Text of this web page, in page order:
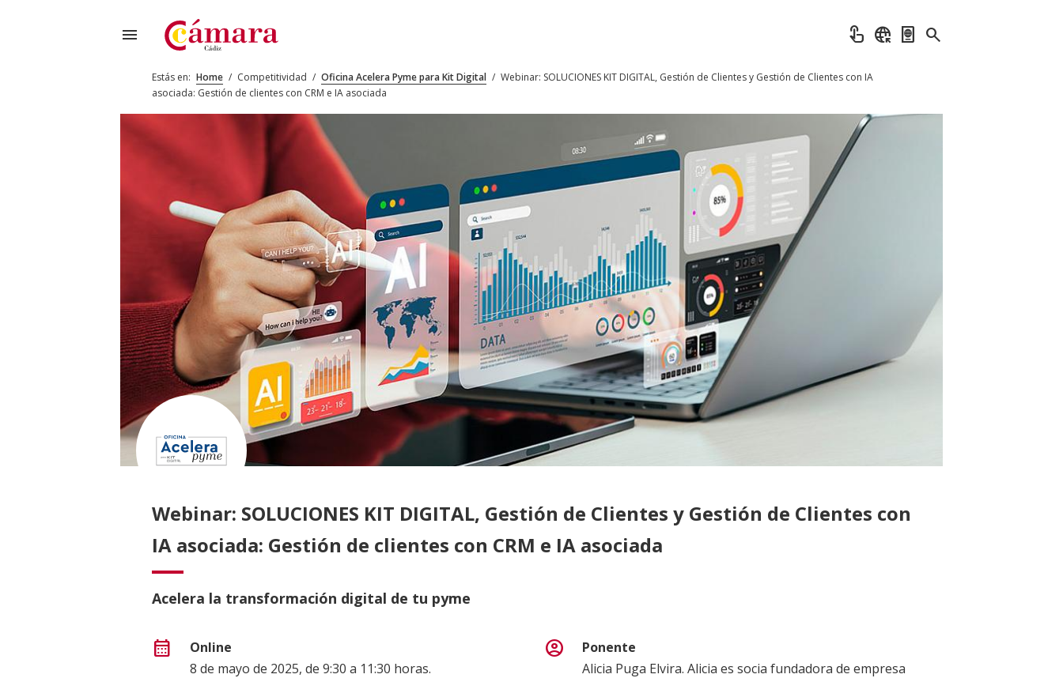
menu touch_app captive_portal passport search
Estás en: Home / Competitividad / Oficina Acelera Pyme para Kit Digital / Webinar: SOLUCIONES KIT DIGITAL, Gestión de Clientes y Gestión de Clientes con IA
asociada: Gestión de clientes con CRM e IA asociada
Webinar: SOLUCIONES KIT DIGITAL, Gestión de Clientes y Gestión de Clientes con
IA asociada: Gestión de clientes con CRM e IA asociada
Acelera la transformación digital de tu pyme
calendar_month
Online
8 de mayo de 2025, de 9:30 a 11:30 horas.
account_circle
Ponente
Alicia Puga Elvira. Alicia es socia fundadora de empresa